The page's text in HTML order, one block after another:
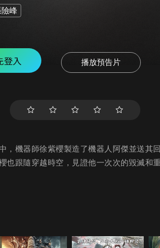
峰
登入 播放預告片
，機器師徐紫櫻製造了機器人阿傑並送其
也跟隨穿越時空，見證他一次次的毀滅和重